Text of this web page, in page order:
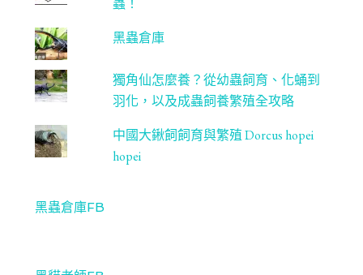
蟲！
黑蟲倉庫
獨角仙怎麼養？從幼蟲飼育、化蛹到
羽化，以及成蟲飼養繁殖全攻略
中國大鍬飼飼育與繁殖 Dorcus hopei
hopei
黑蟲倉庫FB